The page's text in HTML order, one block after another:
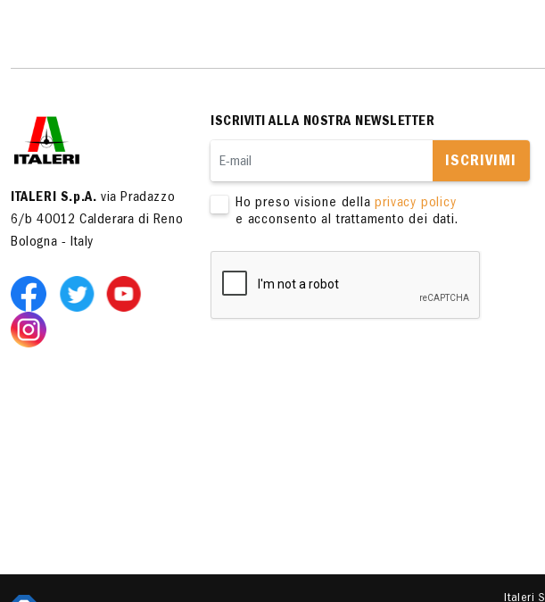
ITALERI S.p.A. via Pradazzo
6/b 40012 Calderara di Reno
Bologna - Italy
ISCRIVITI ALLA NOSTRA NEWSLETTER
ISCRIVIMI
Ho preso visione dellaprivacy policy
e acconsento al trattamento dei dati.
Italeri